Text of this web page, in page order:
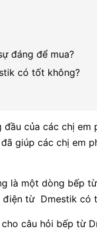
đáng để mua?
có tốt không?
của các chị
giúp các chị em
là một dòng bếp
điện từ Dmestik có
câu hỏi bếp từ